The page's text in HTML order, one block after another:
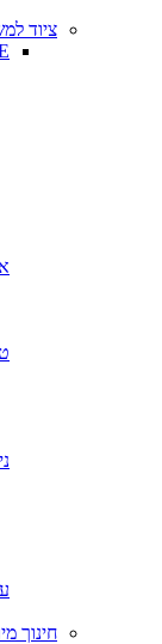
ציוד
חינוך